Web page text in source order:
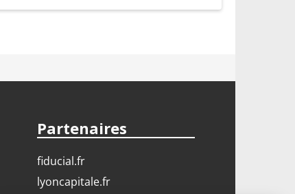
Partenaires
fiducial.fr
lyoncapitale.fr